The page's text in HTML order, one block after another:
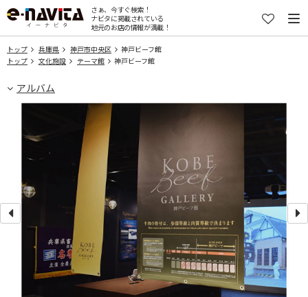
さぁ、今すぐ検索！
ナビタに掲載されている
地元のお店の情報が満載！
トップ 兵庫県 神戸市中央区
神戸ビーフ館
トップ
文化施設 テーマ館 神戸ビーフ館
アルバム